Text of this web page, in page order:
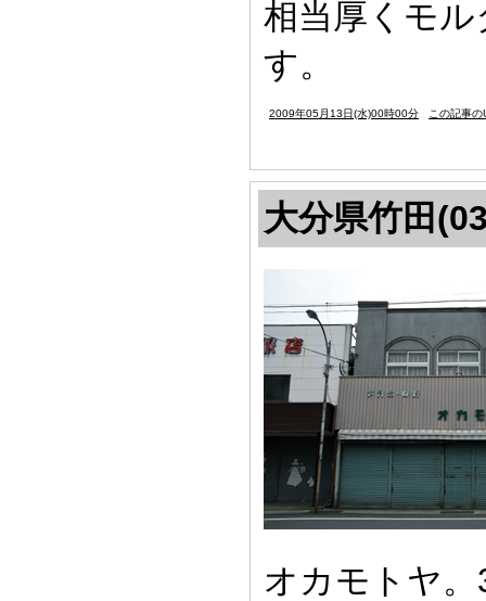
相当厚くモ
す。
2009年05月13日(水)00時00分 この記事の
大分県竹田
オカモトヤ